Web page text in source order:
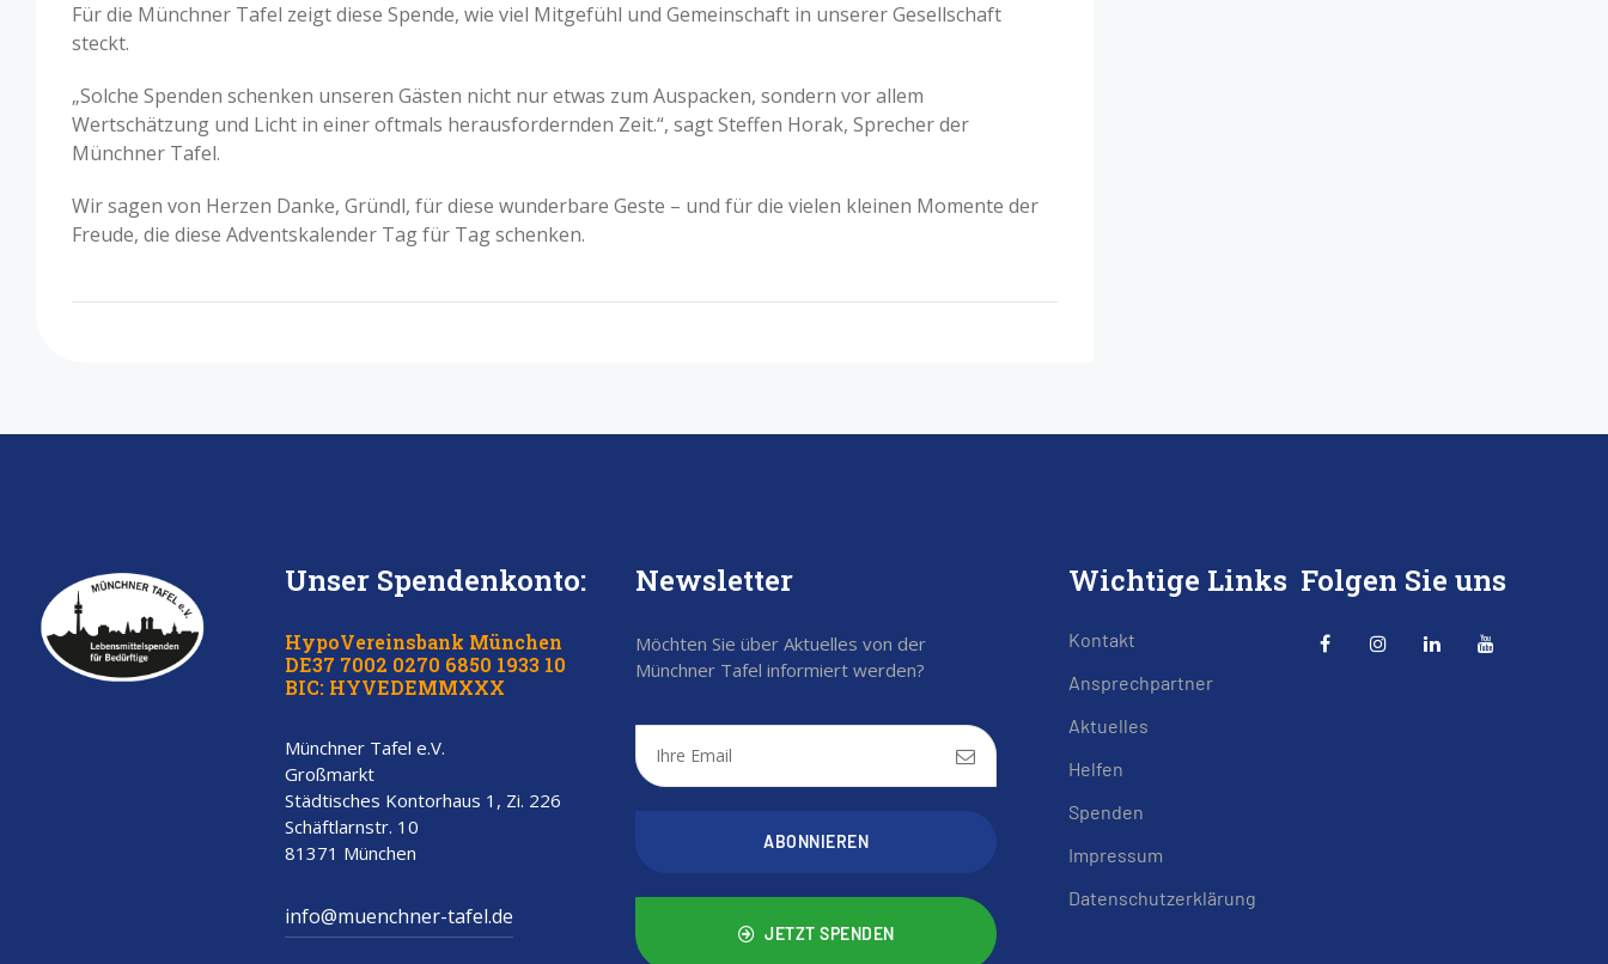
Für die Münchner Tafel zeigt diese Spende, wie viel Mitgefühl und Gemeinschaft in unserer Gesellschaft
steckt.
„Solche Spenden schenken unseren Gästen nicht nur etwas zum Auspacken, sondern vor allem
Wertschätzung und Licht in einer oftmals herausfordernden Zeit.“, sagt Steffen Horak, Sprecher der
Münchner Tafel.
Wir sagen von Herzen Danke, Gründl, für diese wunderbare Geste – und für die vielen kleinen Momente der
Freude, die diese Adventskalender Tag für Tag schenken.
Unser Spendenkonto:
HypoVereinsbank München
DE37 7002 0270 6850 1933 10
BIC: HYVEDEMMXXX
Münchner Tafel e.V.
Großmarkt
Städtisches Kontorhaus 1, Zi. 226
Schäftlarnstr. 10
81371 München
info@muenchner-tafel.de
Newsletter
Möchten Sie über Aktuelles von der
Münchner Tafel informiert werden?
ABONNIEREN
JETZT SPENDEN
Wichtige Links
Kontakt
Ansprechpartner
Aktuelles
Helfen
Spenden
Impressum
Datenschutzerklärung
Folgen Sie uns